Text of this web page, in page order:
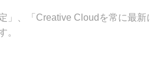
」、「Creative Cloudを常に最
。